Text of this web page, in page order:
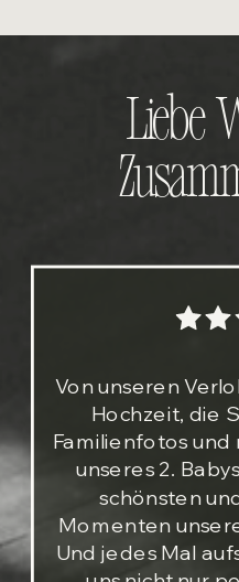
Von unseren
Hochzeit, die
Familienfotos
unseres 2.
schönsten
Momenten
Und jedes Mal
Liebe